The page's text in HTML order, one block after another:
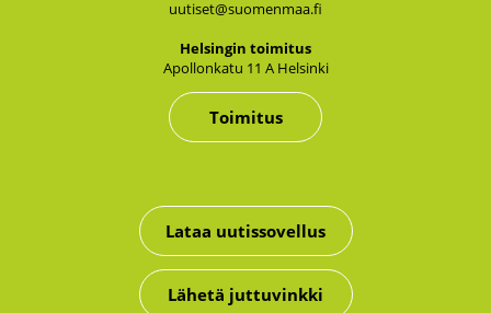
uutiset@suomenmaa.fi
Hel­sin­gin toi­mi­tus
Apol­lon­ka­tu 11 A Hel­sin­ki
Toimitus
Lataa uutissovellus
Lähetä juttuvinkki